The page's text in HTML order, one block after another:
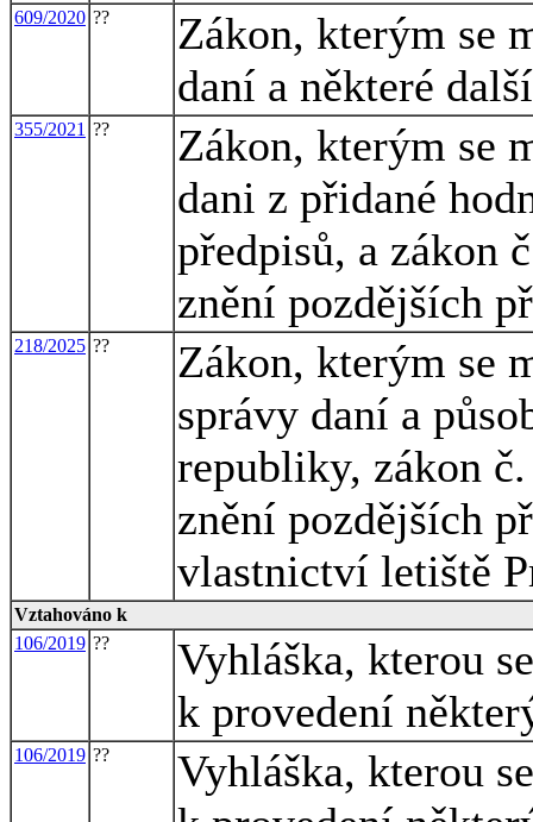
609/2020 ??
Zákon, kterým se
daní a některé
355/2021 ??
Zákon, kterým se
dani z přidané
předpisů, a zákon
znění pozdějších
218/2025 ??
Zákon, kterým se
správy daní a
republiky, zákon
znění pozdějších
vlastnictví letiště
Vztahováno k
106/2019 ??
Vyhláška, kterou
k provedení
106/2019 ??
Vyhláška, kterou